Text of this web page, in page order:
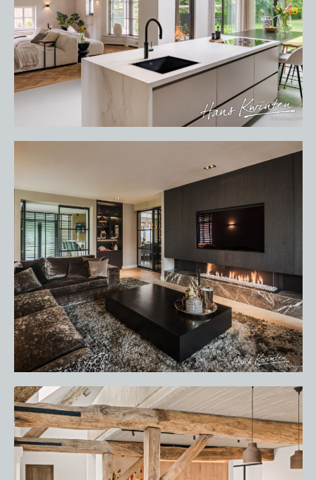
HOME
PORTFOLIO
OVER ONS
VACATURES
ONDERHOUDSPRODUCTEN
APPARATEN REGISTREREN